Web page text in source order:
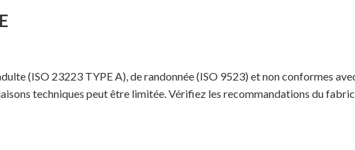
(ISO 23223 TYPE A), de randonnée (ISO 9523) et non conformes
techniques peut être limitée. Vérifiez les recommandations du